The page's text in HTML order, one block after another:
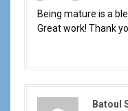
Being mature is a
Great work! Thank
Batoul